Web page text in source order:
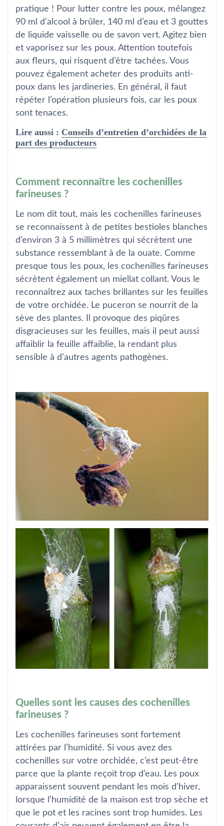
pratique ! Pour lutter contre les poux, mélangez
90 ml d’alcool à brûler, 140 ml d’eau et 3 gouttes
de liquide vaisselle ou de savon vert. Agitez bien
et vaporisez sur les poux. Attention toutefois
aux fleurs, qui risquent d’être tachées. Vous
pouvez également acheter des produits anti-
poux dans les jardineries. En général, il faut
répéter l’opération plusieurs fois, car les poux
sont tenaces.
Lire aussi : Conseils d’entretien d’orchidées de la
part des producteurs
Comment reconnaître les cochenilles
farineuses ?
Le nom dit tout, mais les cochenilles farineuses
se reconnaissent à de petites bestioles blanches
d’environ 3 à 5 millimètres qui sécrètent une
substance ressemblant à de la ouate. Comme
presque tous les poux, les cochenilles farineuses
sécrètent également un miellat collant. Vous le
reconnaîtrez aux taches brillantes sur les feuilles
de votre orchidée. Le puceron se nourrit de la
sève des plantes. Il provoque des piqûres
disgracieuses sur les feuilles, mais il peut aussi
affaiblir la feuille affaiblie, la rendant plus
sensible à d’autres agents pathogènes.
Quelles sont les causes des cochenilles
farineuses ?
Les cochenilles farineuses sont fortement
attirées par l’humidité. Si vous avez des
cochenilles sur votre orchidée, c’est peut-être
parce que la plante reçoit trop d’eau. Les poux
apparaissent souvent pendant les mois d’hiver,
lorsque l’humidité de la maison est trop sèche et
que le pot et les racines sont trop humides. Les